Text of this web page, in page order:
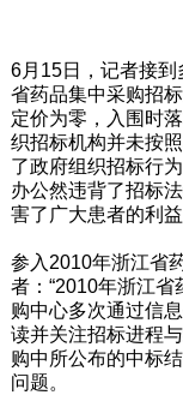
6月15日，记者接
省药品集中采购招
定价为零，入围时
织招标机构并未按
了政府组织招标行
办公然违背了招标
害了广大患者的利益
参入2010年浙江省
者：“2010年浙江
购中心多次通过信
读并关注招标进程
购中所公布的中标
问题。